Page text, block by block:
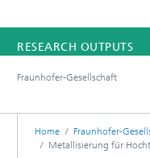
RESEARCH OUTPUTS
RESEARCHERS
Fraunhofer-Gesellschaft
Home Fraunhofer-
Metallisierung für